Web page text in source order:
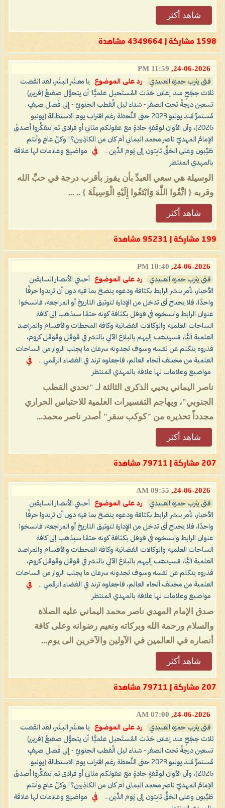
شاهد أكثر
1598 مشاركة | 4349664 مشاهدة
24-06-2026,
11:59 PM
فتى يثرب حمزة العبيدي رد على الموضوع
يا معشَر البشَر، لقد انقضت
ثلاث حِجَجٍ منذ إعلان حَدَث المُستَحيل علميًّا: أن يتحوَّل صقيعُ (فريزر)
تسعين درجةً تحت الصفر - شتاء ليل الُقطب الجنوبيّ - إلى فَصل صيفٍ
مُستمرٍّ مُنذ يوليو 2023 حتى اللّحظة رغم اقتراب يوم الاستطالة (يونيو
2026)، وآن الأوان لوقفةٍ جادةٍ مع عقولكم مثانيَ أو فرادى ثم تتفكَّروا أصدقَ
الإمامُ المهديّ ناصر محمد اليماني أم كان من الكاذِبين؟! وكلّ عامٍ وأنتم
طَيِّبون وعلى الحَقِّ ثابِتون إلى يَوم الدِّين ..
في
مواضيع وعلامات لها علاقة
بالمهدي المنتظر
الوسيلة هي سعي العبدِّ بأن يفوز بأقرب درجة في حبِّ الله
وقربه { اتَّقُوا اللَّهَ وَابْتَغُوا إِلَيْهِ الْوَسِيلَةَ } .. ...
شاهد أكثر
199 مشاركة | 95231 مشاهدة
24-06-2026,
10:40 PM
فتى يثرب حمزة العبيدي رد على الموضوع
أحبتي الأنصار السابقين
الأخيار، نأمر بنشر الرابط بكثافة ودعوه ينضخ بما فيه دون أن تزيدوا حرفًا
واحدًا، فلا يحتاح أي تدخل من الإدارة لتوثيق التاريخ أو المراجعة، فانسخوا
عنوان الرابط وانسخوه في قوقل بكثافة كونه حتمًا سيذهب إلى كافة
الساحات العلمية والوكالات الفضائية وكافة المحطات والأقسام والمراصد
العلمية آليًّا، فسيذهب إليهم بالبلاغ الآلي بالنشر في قوقل وقوقل كروم،
فذروه يتكلم عن نفسه وسوف تجدونه سرعان ما يجلب الزوار من الساحات
العلمية من مختلف أنحاء العالم، فاجعلوه ترند في الفضاء الرقمي ..
في
مواضيع وعلامات لها علاقة بالمهدي المنتظر
ناصر اليماني يحيي الذكرى الثالثة لـ "تحدي القطب
الجنوبي"، ويهاجم التفسيرات العلمية للاحتباس الحراري
مجدداً تحذيره من "كوكب سقر" أصدر ناصر محمد...
شاهد أكثر
207 مشاركة | 79711 مشاهدة
24-06-2026,
09:55 AM
فتى يثرب حمزة العبيدي رد على الموضوع
أحبتي الأنصار السابقين
الأخيار، نأمر بنشر الرابط بكثافة ودعوه ينضخ بما فيه دون أن تزيدوا حرفًا
واحدًا، فلا يحتاح أي تدخل من الإدارة لتوثيق التاريخ أو المراجعة، فانسخوا
عنوان الرابط وانسخوه في قوقل بكثافة كونه حتمًا سيذهب إلى كافة
الساحات العلمية والوكالات الفضائية وكافة المحطات والأقسام والمراصد
العلمية آليًّا، فسيذهب إليهم بالبلاغ الآلي بالنشر في قوقل وقوقل كروم،
فذروه يتكلم عن نفسه وسوف تجدونه سرعان ما يجلب الزوار من الساحات
العلمية من مختلف أنحاء العالم، فاجعلوه ترند في الفضاء الرقمي ..
في
مواضيع وعلامات لها علاقة بالمهدي المنتظر
صدق الإمام المهدي ناصر محمد اليماني عليه الصلاة
والسلام ورحمة الله وبركاته ونعيم رضوانه وعلى كافة
أنصاره في العالمين في الآولين والآخرين الى يوم...
شاهد أكثر
207 مشاركة | 79711 مشاهدة
24-06-2026,
07:00 AM
فتى يثرب حمزة العبيدي رد على الموضوع
يا معشَر البشَر، لقد انقضت
ثلاث حِجَجٍ منذ إعلان حَدَث المُستَحيل علميًّا: أن يتحوَّل صقيعُ (فريزر)
تسعين درجةً تحت الصفر - شتاء ليل الُقطب الجنوبيّ - إلى فَصل صيفٍ
مُستمرٍّ مُنذ يوليو 2023 حتى اللّحظة رغم اقتراب يوم الاستطالة (يونيو
2026)، وآن الأوان لوقفةٍ جادةٍ مع عقولكم مثانيَ أو فرادى ثم تتفكَّروا أصدقَ
الإمامُ المهديّ ناصر محمد اليماني أم كان من الكاذِبين؟! وكلّ عامٍ وأنتم
طَيِّبون وعلى الحَقِّ ثابِتون إلى يَوم الدِّين ..
في
مواضيع وعلامات لها علاقة